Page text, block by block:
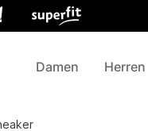
Damen Herren